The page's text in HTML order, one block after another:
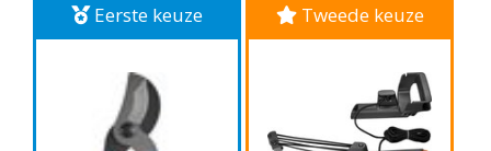
Eerste keuze Tweede keuze